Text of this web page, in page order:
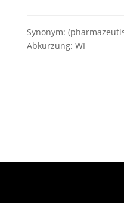
Synonym:
Abkürzung: WI